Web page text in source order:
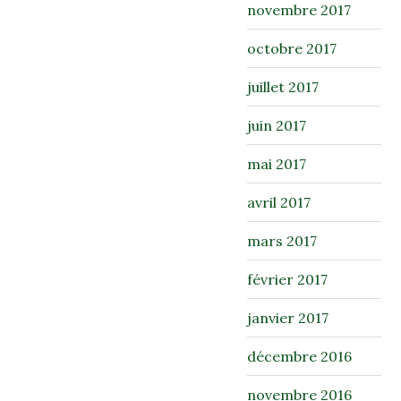
novembre 2017
octobre 2017
juillet 2017
juin 2017
mai 2017
avril 2017
mars 2017
février 2017
janvier 2017
décembre 2016
novembre 2016